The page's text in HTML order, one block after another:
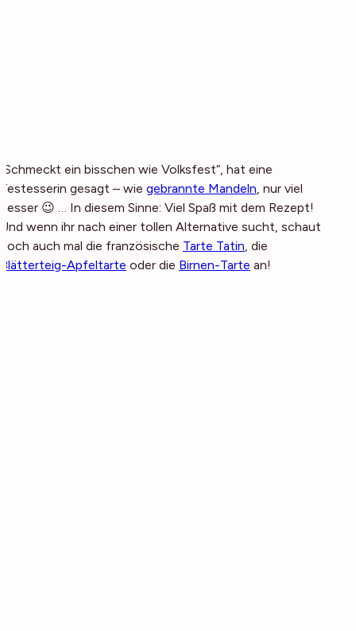
„Schmeckt ein bisschen wie Volksfest“, hat eine
Testesserin gesagt – wie gebrannte Mandeln, nur viel
besser 😉 … In diesem Sinne: Viel Spaß mit dem Rezept!
Und wenn ihr nach einer tollen Alternative sucht, schaut
doch auch mal die französische Tarte Tatin, die
Blätterteig-Apfeltarte oder die Birnen-Tarte an!